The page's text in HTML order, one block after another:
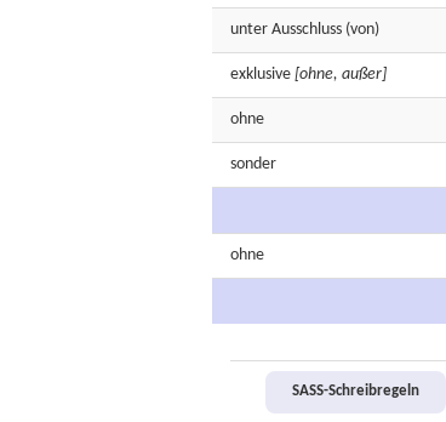
unter Ausschluss (von)
exklusive [ohne, außer]
ohne
sonder
ohne
SASS-Schreibregeln